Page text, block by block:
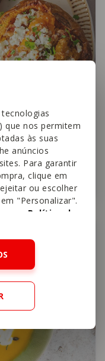
que nos permitem
às suas
anúncios
Para garantir
clique em
ou escolher
"Personalizar".
Política de
4,5